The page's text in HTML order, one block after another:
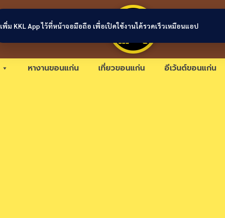
ขอนแก่นลิงก์
หางานขอนแก่น เที่ยวขอนแก่น อีเว้นต์ขอนแก่น
เพิ่ม KKL App ไว้ที่หน้าจอมือถือ เพื่อเปิดใช้งานได้รวดเร็วเหมือนแอป